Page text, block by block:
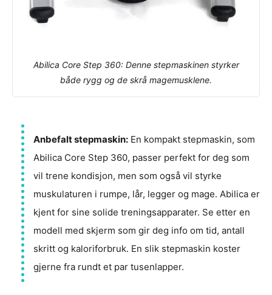
Abilica Core Step 360: Denne stepmaskinen styrker
både rygg og de skrå magemusklene.
Anbefalt stepmaskin: En kompakt stepmaskin, som
Abilica Core Step 360, passer perfekt for deg som
vil trene kondisjon, men som også vil styrke
muskulaturen i rumpe, lår, legger og mage. Abilica er
kjent for sine solide treningsapparater. Se etter en
modell med skjerm som gir deg info om tid, antall
skritt og kaloriforbruk. En slik stepmaskin koster
gjerne fra rundt et par tusenlapper.